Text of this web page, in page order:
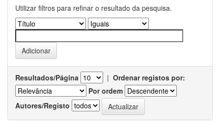
Utilizar filtros para refinar o resultado da pesquisa.
Resultados/Página | Ordenar registos por:
Por ordem
Autores/Registo